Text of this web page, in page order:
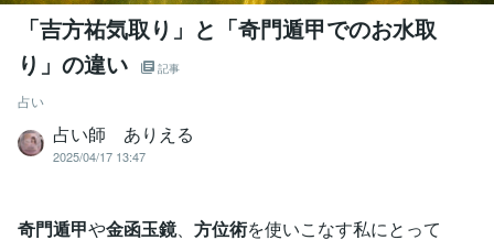
「吉方祐気取り」と「奇門遁甲でのお水取
り」の違い
記事
占い
占い師 ありえる
2025/04/17 13:47
奇門遁甲や金函玉鏡、 方位術を使いこなす私にとって